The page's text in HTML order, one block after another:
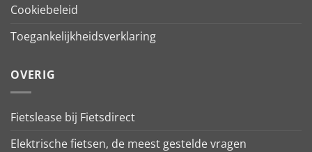
Cookiebeleid
Toegankelijkheidsverklaring
OVERIG
Fietslease bij Fietsdirect
Elektrische fietsen, de meest gestelde vragen